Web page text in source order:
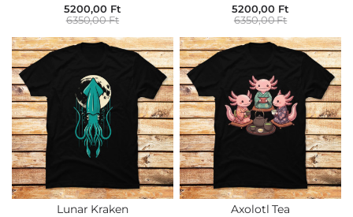
5200,00 Ft
6350,00 Ft
5200,00 Ft
6350,00 Ft
Lunar Kraken Axolotl Tea